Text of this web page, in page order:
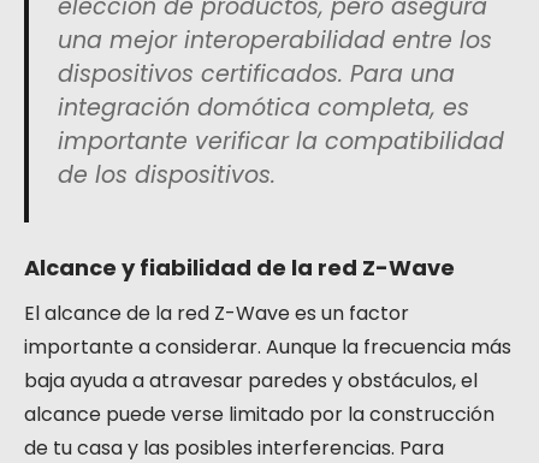
elección de productos, pero asegura
una mejor interoperabilidad entre los
dispositivos certificados. Para una
integración domótica completa, es
importante verificar la compatibilidad
de los dispositivos.
Alcance y fiabilidad de la red Z-Wave
El alcance de la red Z-Wave es un factor
importante a considerar. Aunque la frecuencia más
baja ayuda a atravesar paredes y obstáculos, el
alcance puede verse limitado por la construcción
de tu casa y las posibles interferencias. Para